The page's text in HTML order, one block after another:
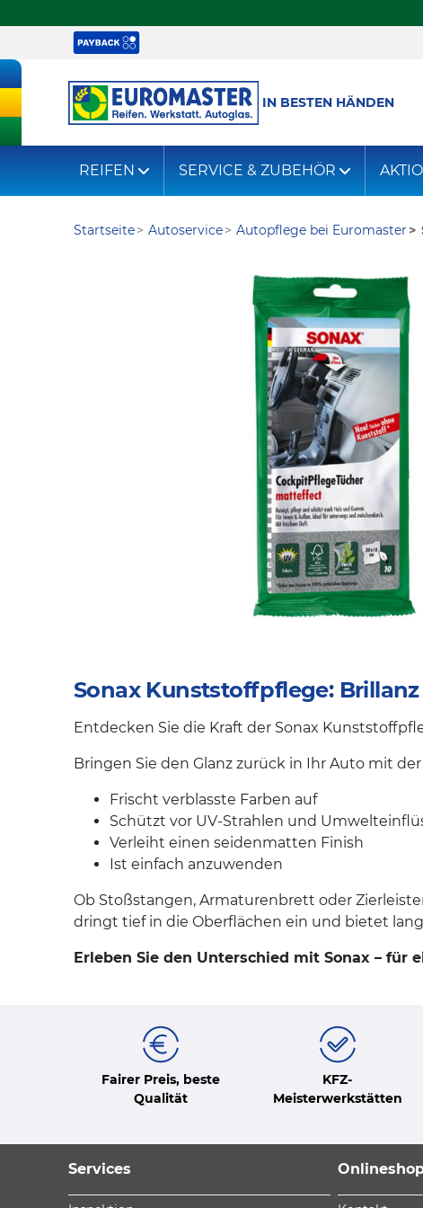
IN BESTEN HÄNDEN
REIFEN SERVICE & ZUBEHÖR
Startseite Autoservice Autopflege bei Euromaster
Sonax Kunststoffpflege:
Entdecken Sie die Kraft der Sonax
Bringen Sie den Glanz zurück in Ihr Auto mit
Frischt verblasste Farben auf
Schützt vor UV-Strahlen und
Verleiht einen seidenmatten Finish
Ist einfach anzuwenden
Ob Stoßstangen, Armaturenbrett oder
dringt tief in die Oberflächen ein und bietet
Erleben Sie den Unterschied mit Sonax – für
Fairer Preis, beste
Qualität
KFZ-
Meisterwerkstätten
Services